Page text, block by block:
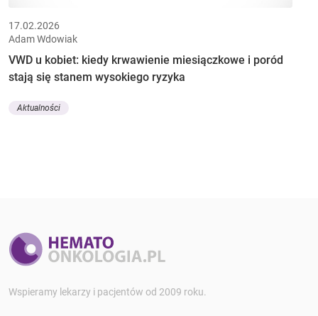
17.02.2026
Adam Wdowiak
VWD u kobiet: kiedy krwawienie miesiączkowe i poród
stają się stanem wysokiego ryzyka
Aktualności
Wspieramy lekarzy i pacjentów od 2009 roku.